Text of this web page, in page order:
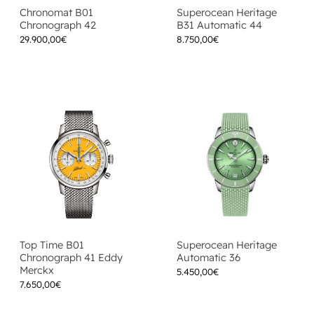
Chronomat B01
Chronograph 42
29.900,00€
Superocean Heritage
B31 Automatic 44
8.750,00€
Top Time B01
Chronograph 41 Eddy
Merckx
7.650,00€
Superocean Heritage
Automatic 36
5.450,00€